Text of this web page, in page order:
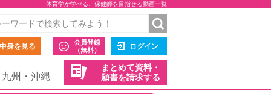
体育学が学べる、保健師を目指せる動画一覧
身を見る
会員登録
（無料）
ログイン
まとめて資料・
願書を請求する
九州・沖縄